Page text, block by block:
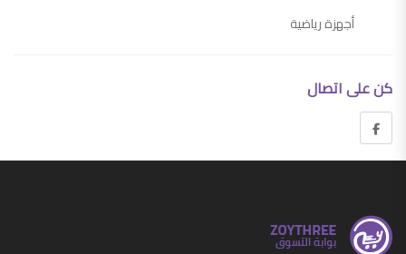
أجهزة رياضية
اجهزة التكييف وملحقاتها
ادوات مطبخ
مستلزمات المنزل
كن على اتصال